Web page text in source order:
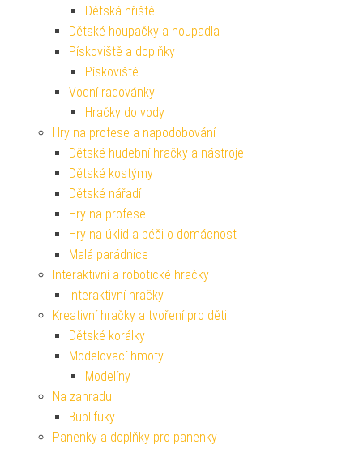
Dětská hřiště
Dětské houpačky a houpadla
Pískoviště a doplňky
Pískoviště
Vodní radovánky
Hračky do vody
Hry na profese a napodobování
Dětské hudební hračky a nástroje
Dětské kostýmy
Dětské nářadí
Hry na profese
Hry na úklid a péči o domácnost
Malá parádnice
Interaktivní a robotické hračky
Interaktivní hračky
Kreativní hračky a tvoření pro děti
Dětské korálky
Modelovací hmoty
Modelíny
Na zahradu
Bublifuky
Panenky a doplňky pro panenky